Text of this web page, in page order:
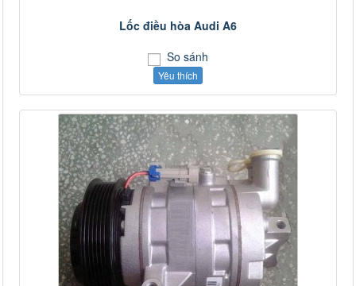
Lốc điều hòa Audi A6
So sánh
Yêu thích